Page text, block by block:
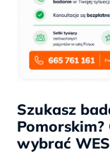
Szukasz
wybrać